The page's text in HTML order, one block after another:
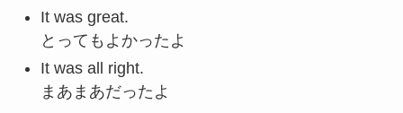
It was great.
とってもよかったよ
It was all right.
まあまあだったよ